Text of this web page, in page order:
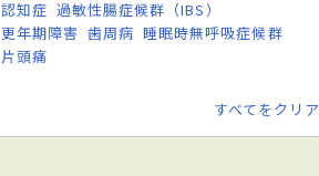
認知症 過敏性腸症候群（IBS）
更年期障害 歯周病 睡眠時無呼吸症候群
片頭痛
すべてをクリア